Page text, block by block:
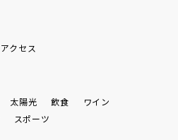
アクセス
太陽光 飲食
ワイン
スポーツ